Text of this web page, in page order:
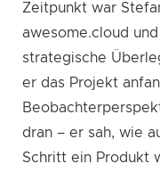
Zeitpunkt war
awesome.cloud
strategische
er das Projekt
dran – er sah, wie
Schritt ein Produkt